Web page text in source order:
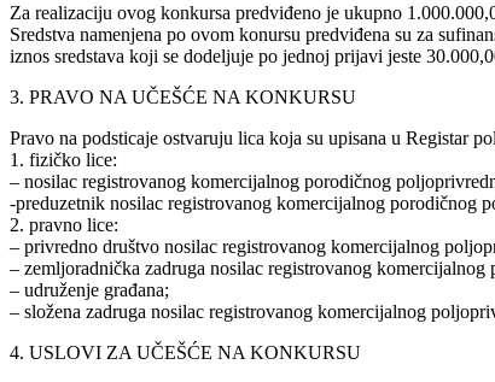
Za realizaciju ovog konkursa predviđeno je ukupno
Sredstva namenjena po ovom konursu predviđena su za
iznos sredstava koji se dodeljuje po jednoj prijavi jeste
3. PRAVO NA UČEŠĆE NA KONKURSU
Pravo na podsticaje ostvaruju lica koja su upisana u Registar
1. fizičko lice:
– nosilac registrovanog komercijalnog porodičnog
-preduzetnik nosilac registrovanog komercijalnog porodičnog
2. pravno lice:
– privredno društvo nosilac registrovanog komercijalnog
– zemljoradnička zadruga nosilac registrovanog komercijalnog
– udruženje građana;
– složena zadruga nosilac registrovanog komercijalnog
4. USLOVI ZA UČEŠĆE NA KONKURSU